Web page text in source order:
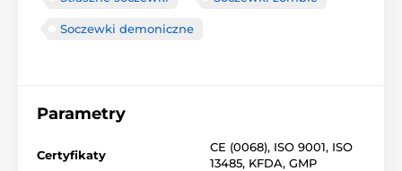
Soczewki demoniczne
Parametry
Certyfikaty
CE (0068), ISO 9001, ISO
13485, KFDA, GMP